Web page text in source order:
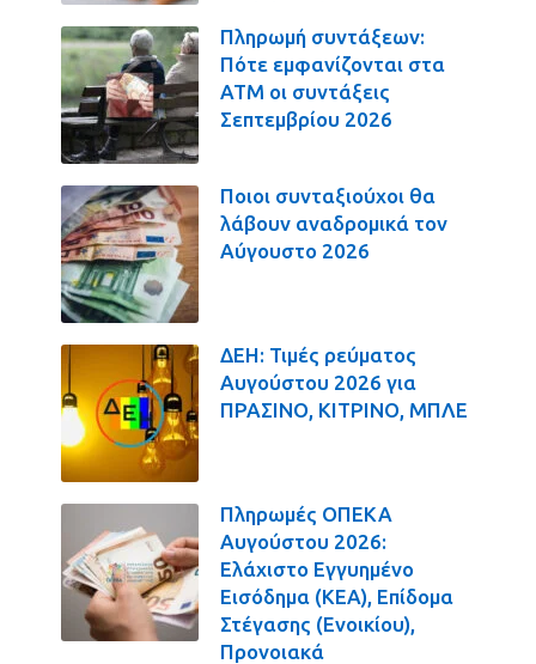
Πληρωμή συντάξεων:
Πότε εμφανίζονται στα
ΑΤΜ οι συντάξεις
Σεπτεμβρίου 2026
Ποιοι συνταξιούχοι θα
λάβουν αναδρομικά τον
Αύγουστο 2026
ΔΕΗ: Τιμές ρεύματος
Αυγούστου 2026 για
ΠΡΑΣΙΝΟ, ΚΙΤΡΙΝΟ, ΜΠΛΕ
Πληρωμές ΟΠΕΚΑ
Αυγούστου 2026:
Ελάχιστο Εγγυημένο
Εισόδημα (ΚΕΑ), Επίδομα
Στέγασης (Ενοικίου),
Προνοιακά